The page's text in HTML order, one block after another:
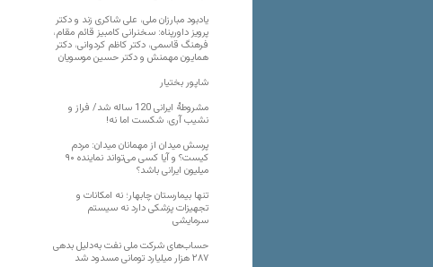
یادبود مبارزان ملی، علی شاکری زند و دکتر
پرویز داورپناه: سخنرانی کامبیز قائم مقام،
فرهنگ قاسمی، دکتر کاظم کردوانی، دکتر
همایون مهمنش و دکتر حسین موسویان
شاپور بختیار
مشروطۀ ایرانی 120 ساله شد/ فراز و
نشیب آری، شکست اما نه!
پرسش میدان از مهمانان میدان: مردم
کیست؟ و آیا کسی می‌تواند نماینده ۹۰
میلیون ایرانی باشد؟
تنها بیمارستان چابهار؛ نه امکانات و
تجهیزات پزشکی دارد نه سیستم
سرمایشی
حساب‌های شرکت ملی نفت به‌دلیل بدهی
۲۸۷ هزار میلیارد تومانی مسدود شد